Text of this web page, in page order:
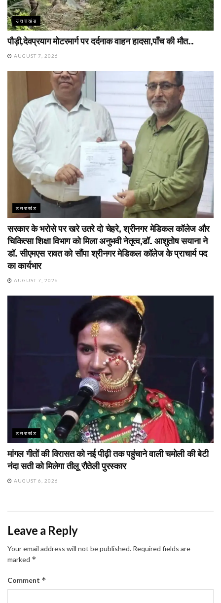
उत्तराखंड
पौड़ी,देवप्रयाग मोटरमार्ग पर दर्दनाक वाहन हादसा,पाँच की मौत..
AUGUST 7, 2026
उत्तराखंड
सरकार के भरोसे पर खरे उतरे दो चेहरे, श्रीनगर मेडिकल कॉलेज और
चिकित्सा शिक्षा विभाग को मिला अनुभवी नेतृत्व,डॉ. आशुतोष सयाना ने
डॉ. सीएमएस रावत को सौंपा श्रीनगर मेडिकल कॉलेज के प्राचार्य पद
का कार्यभार
AUGUST 7, 2026
उत्तराखंड
मांगल गीतों की विरासत को नई पीढ़ी तक पहुंचाने वाली चमोली की बेटी
नंदा सती को मिलेगा तीलू रौतेली पुरस्कार
AUGUST 6, 2026
Leave a Reply
Your email address will not be published. Required fields are
marked *
Comment *